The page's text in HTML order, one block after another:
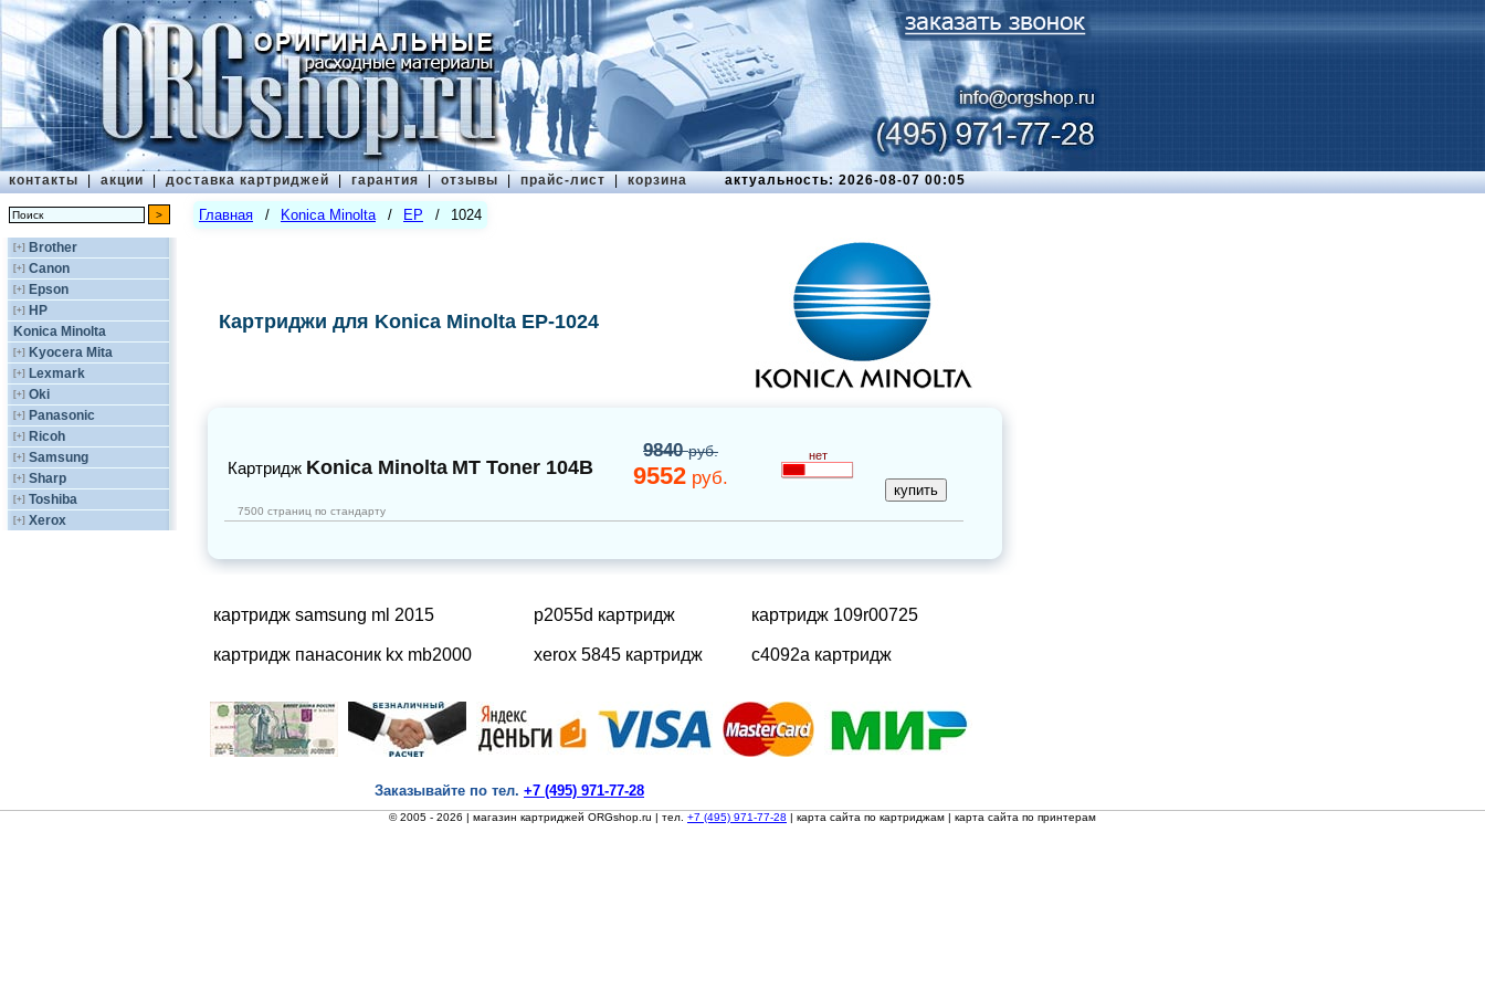
контакты | акции | доставка картриджей | гарантия | отзывы | прайс-лист | корзина актуальность: 2026-08-07 00:05
[+] Brother
[+] Canon
[+] Epson
[+] HP
Konica Minolta
[+] Kyocera Mita
[+] Lexmark
[+] Oki
[+] Panasonic
[+] Ricoh
[+] Samsung
[+] Sharp
[+] Toshiba
[+] Xerox
Главная / Konica Minolta / EP / 1024
Картриджи для Konica Minolta EP-1024
Картридж Konica Minolta MT Toner 104B
9840руб.
9552 руб.
нет
7500 страниц по стандарту
картридж samsung ml 2015 p2055d картридж картридж 109r00725
картридж панасоник kx mb2000 xerox 5845 картридж c4092a картридж
Заказывайте по тел. +7 (495) 971-77-28
© 2005 - 2026 | магазин картриджей ORGshop.ru | тел. +7 (495) 971-77-28 | карта сайта по картриджам | карта сайта по принтерам